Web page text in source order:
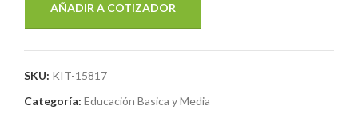
AÑADIR A COTIZADOR
SKU: KIT-15817
Categoría: Educación Basica y Media